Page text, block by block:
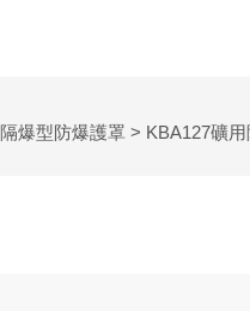
隔爆型防爆護罩 > KBA127礦